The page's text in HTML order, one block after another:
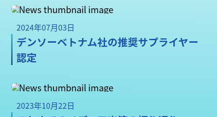
2024年07月03日
デンソーベトナム社の推奨サプライヤー
認定
2023年10月22日